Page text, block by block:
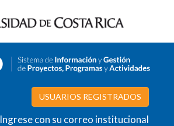
USUARIOS REGISTRADOS
Ingrese con su correo institucional